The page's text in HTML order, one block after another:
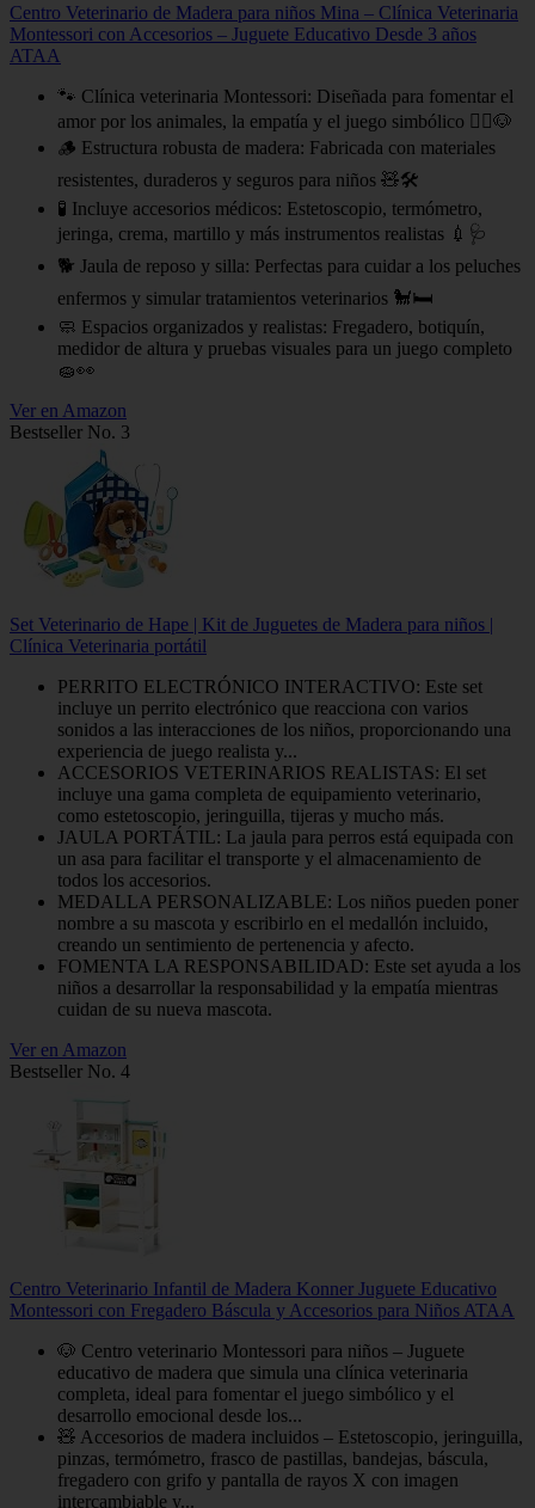
Centro Veterinario de Madera para niños Mina – Clínica Veterinaria
Montessori con Accesorios – Juguete Educativo Desde 3 años
ATAA
🐾 Clínica veterinaria Montessori: Diseñada para fomentar el
amor por los animales, la empatía y el juego simbólico 👩‍⚕️🐶
🪵 Estructura robusta de madera: Fabricada con materiales
resistentes, duraderos y seguros para niños 🧸🛠
🧪 Incluye accesorios médicos: Estetoscopio, termómetro,
jeringa, crema, martillo y más instrumentos realistas 💉🩺
🐕 Jaula de reposo y silla: Perfectas para cuidar a los peluches
enfermos y simular tratamientos veterinarios 🐩🛏
🧼 Espacios organizados y realistas: Fregadero, botiquín,
medidor de altura y pruebas visuales para un juego completo
🧽👀
Ver en Amazon
Bestseller No. 3
Set Veterinario de Hape | Kit de Juguetes de Madera para niños |
Clínica Veterinaria portátil
PERRITO ELECTRÓNICO INTERACTIVO: Este set
incluye un perrito electrónico que reacciona con varios
sonidos a las interacciones de los niños, proporcionando una
experiencia de juego realista y...
ACCESORIOS VETERINARIOS REALISTAS: El set
incluye una gama completa de equipamiento veterinario,
como estetoscopio, jeringuilla, tijeras y mucho más.
JAULA PORTÁTIL: La jaula para perros está equipada con
un asa para facilitar el transporte y el almacenamiento de
todos los accesorios.
MEDALLA PERSONALIZABLE: Los niños pueden poner
nombre a su mascota y escribirlo en el medallón incluido,
creando un sentimiento de pertenencia y afecto.
FOMENTA LA RESPONSABILIDAD: Este set ayuda a los
niños a desarrollar la responsabilidad y la empatía mientras
cuidan de su nueva mascota.
Ver en Amazon
Bestseller No. 4
Centro Veterinario Infantil de Madera Konner Juguete Educativo
Montessori con Fregadero Báscula y Accesorios para Niños ATAA
🐶 Centro veterinario Montessori para niños – Juguete
educativo de madera que simula una clínica veterinaria
completa, ideal para fomentar el juego simbólico y el
desarrollo emocional desde los...
🧸 Accesorios de madera incluidos – Estetoscopio, jeringuilla,
pinzas, termómetro, frasco de pastillas, bandejas, báscula,
fregadero con grifo y pantalla de rayos X con imagen
intercambiable y...